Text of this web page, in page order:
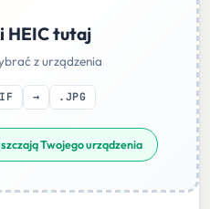
HEIC tutaj
z urządzenia
→ .JPG
Twojego urządzenia